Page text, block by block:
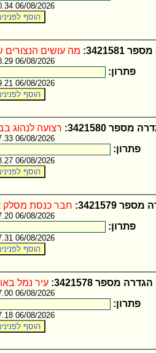
06/08/2026 15:30.34
3421581: מה עושים הנצורים
06/08/2026 15:28.29
פתרון:
06/08/2026 15:29.21
מספר 3421580: רצועה לנהוג
06/08/2026 15:27.33
פתרון:
06/08/2026 15:28.27
3421579: חבר כנסת מסלק
06/08/2026 15:27.20
פתרון:
06/08/2026 15:27.31
הגדרה מספר 3421578: עיר נמל
06/08/2026 15:27.00
פתרון:
06/08/2026 15:27.18